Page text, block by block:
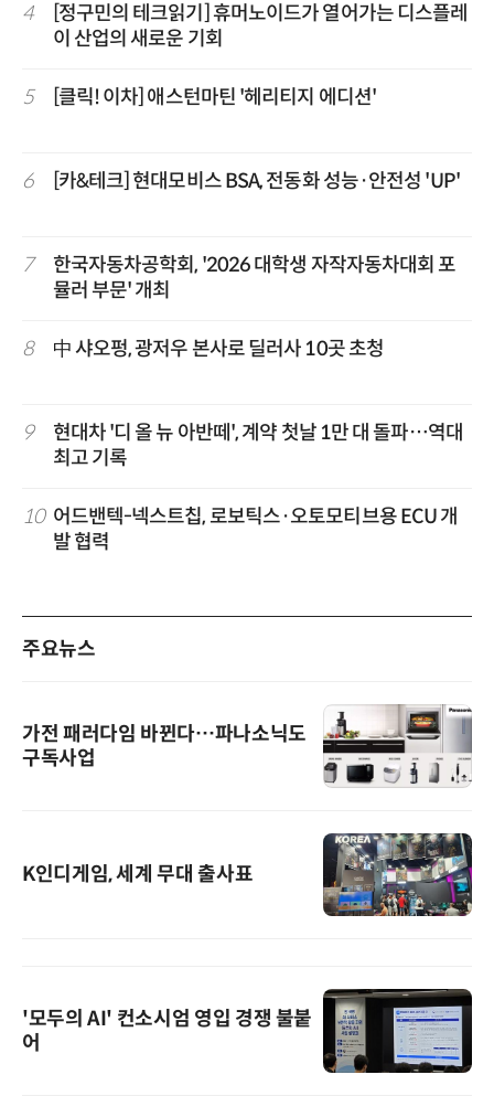
4
[정구민의 테크읽기] 휴머노이드가 열어가는 디스플레
이 산업의 새로운 기회
5 [클릭! 이차] 애스턴마틴 '헤리티지 에디션'
6 [카&테크] 현대모비스 BSA, 전동화 성능·안전성 'UP'
7
한국자동차공학회, '2026 대학생 자작자동차대회 포
뮬러 부문' 개최
8 中 샤오펑, 광저우 본사로 딜러사 10곳 초청
9
현대차 '디 올 뉴 아반떼', 계약 첫날 1만 대 돌파…역대
최고 기록
10 어드밴텍-넥스트칩, 로보틱스·오토모티브용 ECU 개
발 협력
주요뉴스
가전 패러다임 바뀐다…파나소닉도
구독사업
K인디게임, 세계 무대 출사표
'모두의 AI' 컨소시엄 영입 경쟁 불붙
어